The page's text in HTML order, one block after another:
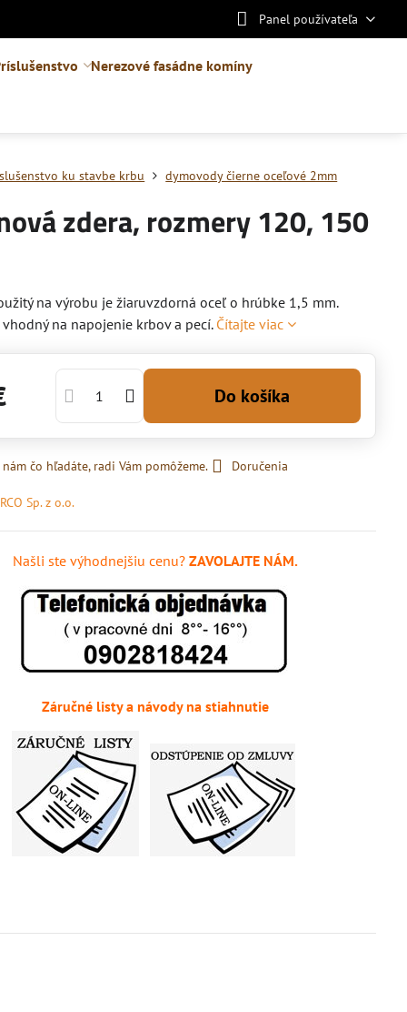
Panel používateľa
Nerezové fasádne komíny
ku stavbe krbu dymovody čierne oceľové 2mm
zdera, rozmery 120, 150
na výrobu je žiaruvzdorná oceľ o hrúbke 1,5 mm.
na napojenie krbov a pecí. Čítajte viac
Do košíka
čo hľadáte, radi Vám pomôžeme. Doručenia
Sp. z o.o.
Našli ste výhodnejšiu cenu?ZAVOLAJTE NÁM.
Záručné listy a návody na stiahnutie